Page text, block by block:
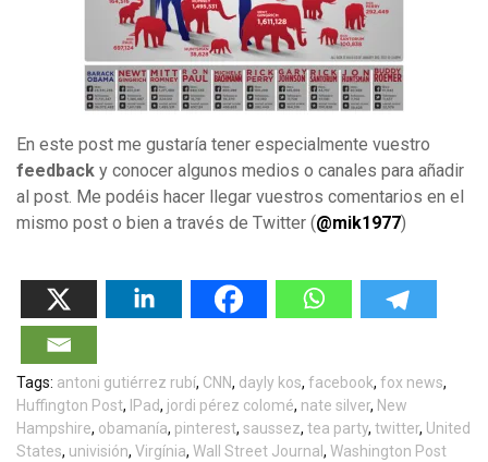
En este post me gustaría tener especialmente vuestro
feedback y conocer algunos medios o canales para añadir
al post. Me podéis hacer llegar vuestros comentarios en el
mismo post o bien a través de Twitter (@mik1977)
Tags: antoni gutiérrez rubí, CNN, dayly kos, facebook, fox news,
Huffington Post, IPad, jordi pérez colomé, nate silver, New
Hampshire, obamanía, pinterest, saussez, tea party, twitter, United
States, univisión, Virgínia, Wall Street Journal , Washington Post